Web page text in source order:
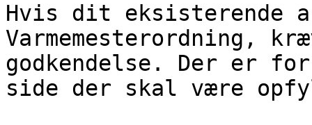
Hvis dit eksisterende
Varmemesterordning,
godkendelse. Der er
side der skal være